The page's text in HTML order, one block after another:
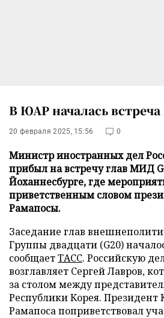
В ЮАР началась
20 февраля 2025, 15:56 0
Министр иностранных дел
прибыл на встречу глав МИД
Йоханнесбурге, где
приветственным словом
Рамапосы.
Заседание глав
Группы двадцати (G20)
сообщаетТАСС. Российскую
возглавляет Сергей Лавров,
за столом между
Республики Корея.
Рамапоса поприветствовал